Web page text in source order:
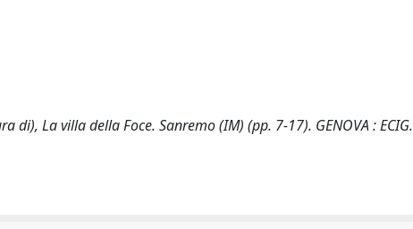
La villa della Foce. Sanremo (IM) (pp. 7-17). GENOVA : ECIG.